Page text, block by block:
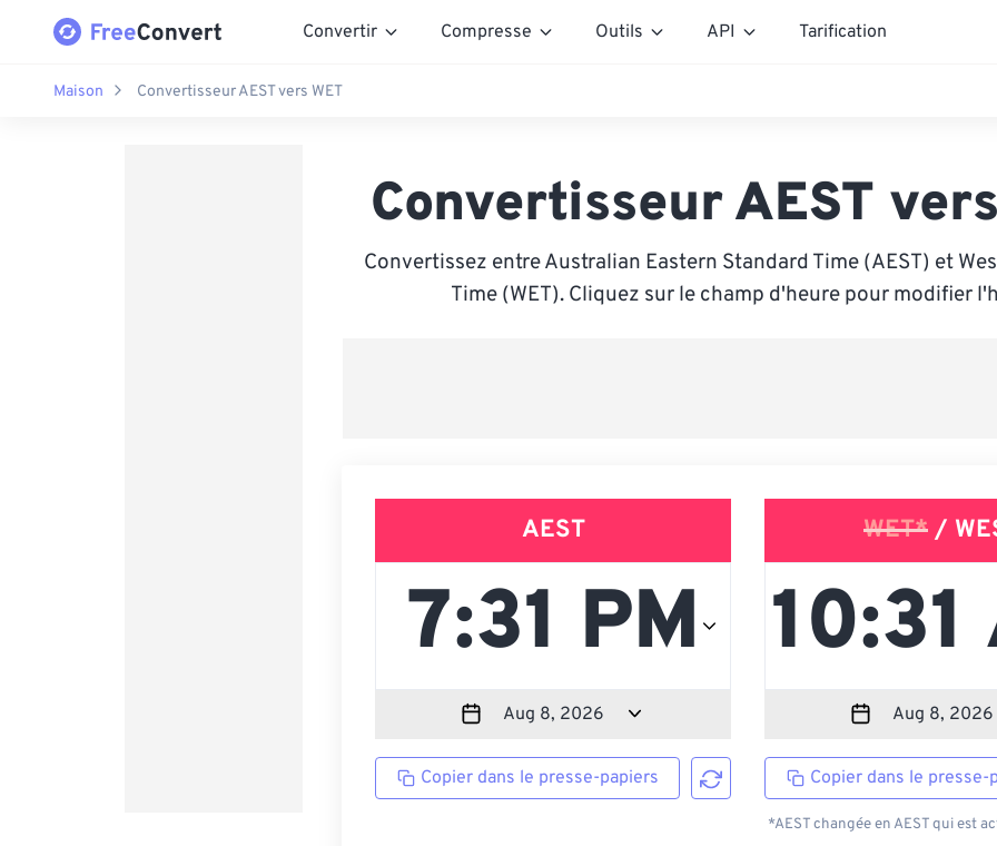
Convertir Compresse Outils API Tarification
Maison Convertisseur AEST vers WET
Convertisseur AEST
Convertissez entre Australian Eastern Standard Time (AEST) et
Time (WET). Cliquez sur le champ d'heure pour modifier
AEST
Copier dans le presse-papiers
WET* /
Copier dans le presse-
*AEST changée en AEST qui est